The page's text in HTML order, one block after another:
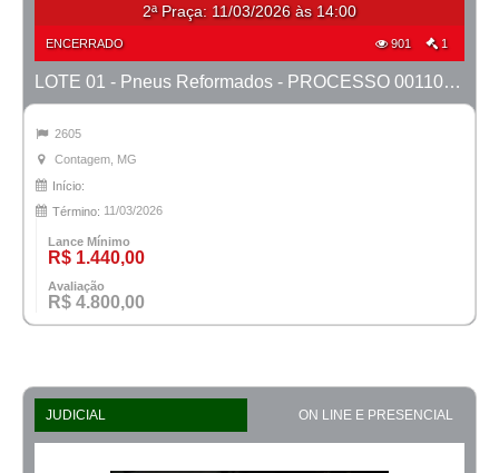
2ª Praça: 11/03/2026 às 14:00
ENCERRADO 901 1
LOTE 01 - Pneus Reformados - PROCESSO 0011082-17.2020-6ª CONT.
2605
Contagem, MG
Início:
Término: 11/03/2026
Lance Mínimo
R$ 1.440,00
Avaliação
R$ 4.800,00
JUDICIAL ON LINE E PRESENCIAL